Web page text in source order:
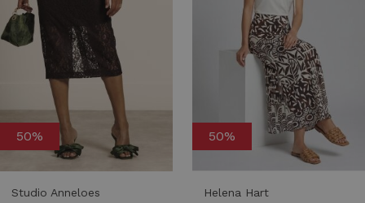
50%
Studio Anneloes
50%
Helena Hart